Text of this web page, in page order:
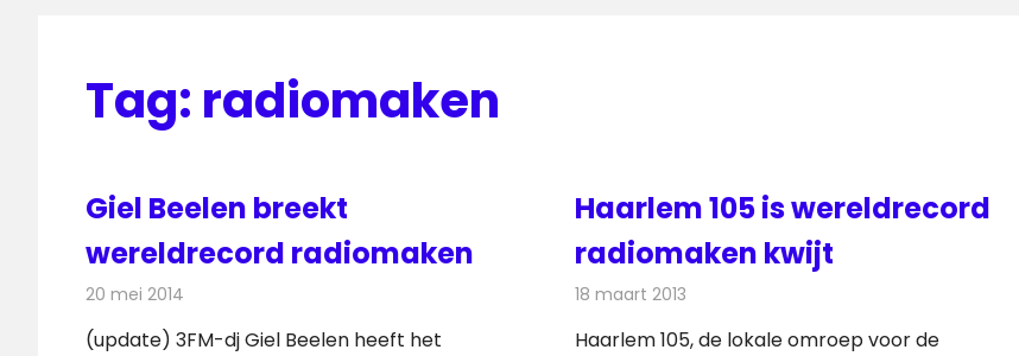
Tag: radiomaken
Giel Beelen breekt
wereldrecord radiomaken
20 mei 2014
(update) 3FM-dj Giel Beelen heeft het
Haarlem 105 is wereldrecord
radiomaken kwijt
18 maart 2013
Haarlem 105, de lokale omroep voor de